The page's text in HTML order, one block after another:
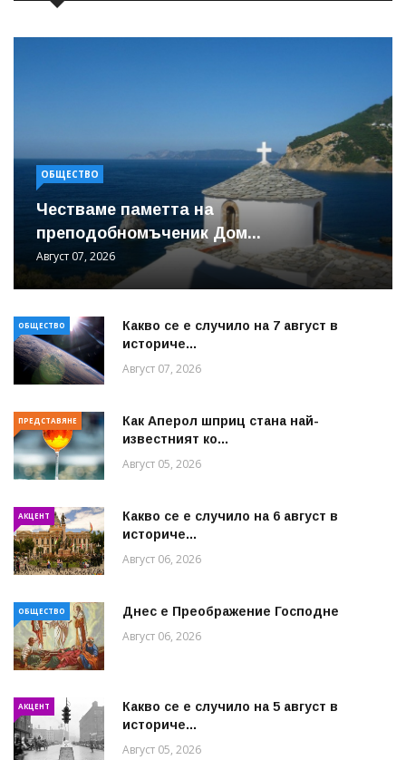
ОБЩЕСТВО
Честваме паметта на
преподобномъченик Дом...
Август 07, 2026
ОБЩЕСТВО
Какво се е случило на 7 август в
историче...
Август 07, 2026
ПРЕДСТАВЯНЕ
Как Аперол шприц стана най-
известният ко...
Август 05, 2026
АКЦЕНТ
Какво се е случило на 6 август в
историче...
Август 06, 2026
ОБЩЕСТВО Днес е Преображение Господне
Август 06, 2026
АКЦЕНТ
Какво се е случило на 5 август в
историче...
Август 05, 2026